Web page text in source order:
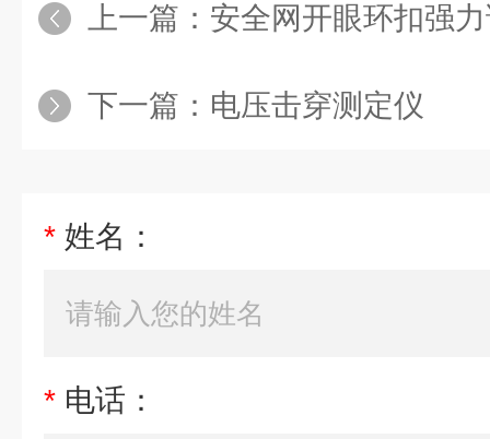
上一篇： 安全网开眼环扣强
下一篇： 电压击穿测定仪
* 姓名：
* 电话：